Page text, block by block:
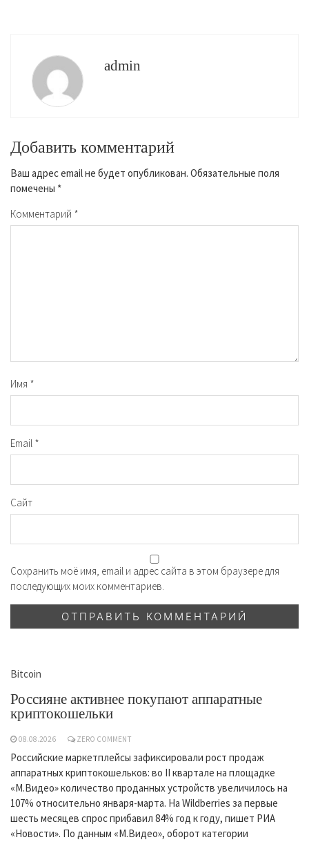
admin
Добавить комментарий
Ваш адрес email не будет опубликован. Обязательные поля
помечены *
Комментарий *
Имя *
Email *
Сайт
Сохранить моё имя, email и адрес сайта в этом браузере для
последующих моих комментариев.
Bitcoin
Россияне активнее покупают аппаратные
криптокошельки
08.08.2026 ZERO COMMENT
Российские маркетплейсы зафиксировали рост продаж
аппаратных криптокошельков: во II квартале на площадке
«М.Видео» количество проданных устройств увеличилось на
107% относительно января-марта. На Wildberries за первые
шесть месяцев спрос прибавил 84% год к году, пишет РИА
«Новости». По данным «М.Видео», оборот категории